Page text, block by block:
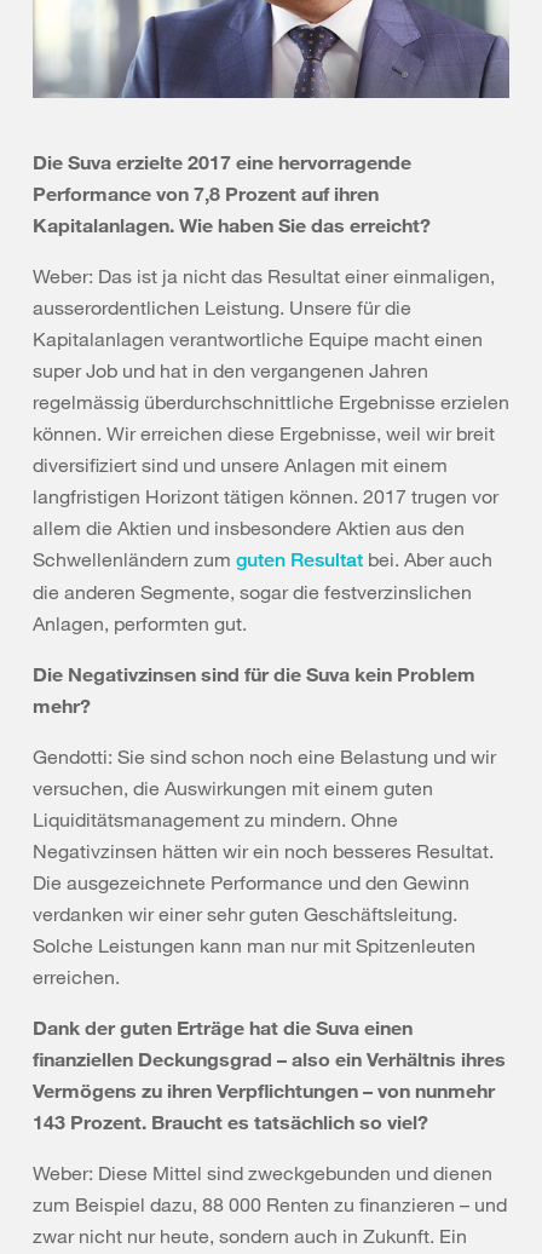
Die Suva erzielte 2017 eine hervorragende
Performance von 7,8 Prozent auf ihren
Kapitalanlagen. Wie haben Sie das erreicht?
Weber: Das ist ja nicht das Resultat einer einmaligen,
ausserordentlichen Leistung. Unsere für die
Kapitalanlagen verantwortliche Equipe macht einen
super Job und hat in den vergangenen Jahren
regelmässig überdurchschnittliche Ergebnisse erzielen
können. Wir erreichen diese Ergebnisse, weil wir breit
diversifiziert sind und unsere Anlagen mit einem
langfristigen Horizont tätigen können. 2017 trugen vor
allem die Aktien und insbesondere Aktien aus den
Schwellenländern zum guten Resultat bei. Aber auch
die anderen Segmente, sogar die festverzinslichen
Anlagen, performten gut.
Die Negativzinsen sind für die Suva kein Problem
mehr?
Gendotti: Sie sind schon noch eine Belastung und wir
versuchen, die Auswirkungen mit einem guten
Liquiditätsmanagement zu mindern. Ohne
Negativzinsen hätten wir ein noch besseres Resultat.
Die ausgezeichnete Performance und den Gewinn
verdanken wir einer sehr guten Geschäftsleitung.
Solche Leistungen kann man nur mit Spitzenleuten
erreichen.
Dank der guten Erträge hat die Suva einen
finanziellen Deckungsgrad – also ein Verhältnis ihres
Vermögens zu ihren Verpflichtungen – von nunmehr
143 Prozent. Braucht es tatsächlich so viel?
Weber: Diese Mittel sind zweckgebunden und dienen
zum Beispiel dazu, 88 000 Renten zu finanzieren – und
zwar nicht nur heute, sondern auch in Zukunft. Ein